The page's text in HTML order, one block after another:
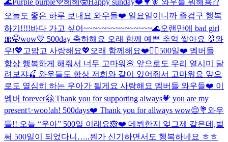
오늘도 좋은 하루 보내요 와우들❤️ 일요일이니까 즐겁구 행복
하기!!!!바다 가고 싶어~~~~~~~~~~~~~~~🌊오랜만에 bad girl
🎀🤭wow💙 500day 축하해요 오래 함께 예쁜 추억 쌓아요 🐰와
우!💖고맙고 사랑해요💖오래 함께해요❤️🙆‍♀️500일❤️ 멤버들
항상 행복하게 해줘서 너무 고마워🌸 앞으로도 우리 열시미 달
려보쟈🍒 와우들도 항상 저희와 같이 있어줘서 고마워요 앞으
로도 열심히 하는 우아가 될게요 사랑해요 멤버들 와우들❤️ 이
멤버 forever🤗 Thank you for supporting always💗 you are my
present✨woo!ah! 500days❤️ Thank you for allways wow😌💐와우
들!! 오늘 “우아” 500일 이래요🙈❤️ 데뷔한지 엊그제 같은데,벌
써 500일이 되었다니…..뭔가 신기하면서도 행복하네요 ㅎㅎ